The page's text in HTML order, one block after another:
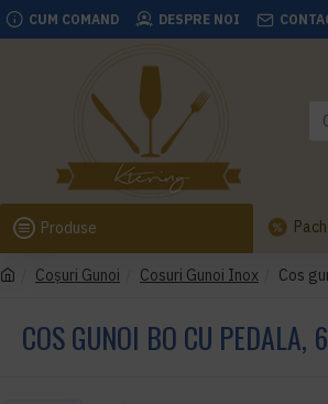
CUM COMAND DESPRE NOI
Produse
Coşuri Gunoi Cosuri Gunoi Inox Cos
COS GUNOI BO CU PEDALA,